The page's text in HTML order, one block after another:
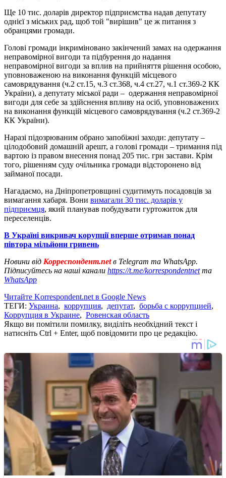
Ще 10 тис. доларів директор підприємства надав депутату
однієї з міських рад, щоб той "вирішив" це ж питання з
обранцями громади.
Голові громади інкриміновано закінчений замах на одержання
неправомірної вигоди та підбурення до надання
неправомірної вигоди за вплив на прийняття рішення особою,
уповноваженою на виконання функцій місцевого
самоврядування (ч.2 ст.15, ч.3 ст.368, ч.4 ст.27, ч.1 cт.369-2 КК
України), а депутату міської ради – одержання неправомірної
вигоди для себе за здійснення впливу на осіб, уповноважених
на виконання функцій місцевого самоврядування (ч.2 ст.369-2
КК України).
Наразі підозрюваним обрано запобіжні заходи: депутату –
цілодобовий домашній арешт, а голові громади – тримання під
вартою із правом внесення понад 205 тис. грн застави. Крім
того, рішенням суду очільника громади відсторонено від
займаної посади.
Нагадаємо, на Дніпропетровщині судитимуть посадовців за
вимагання хабаря. Вони вимагали 30 тис. доларів у
підприємця, який планував побудувати гуртожиток для
переселенців.
В Україні викривач корупції вперше отримав понад
півтора мільйони гривень
Новини від Корреспондент.netв Telegram та WhatsApp.
Підписуйтесь на наші канали https://t.me/korrespondentnetта
WhatsApp
Читайте Korrespondent.net в Google News
ТЕГИ: Украина, коррупция, депутат, борьба с коррупцией,
Коррупция в Украине, Ровенская область
Якщо ви помітили помилку, виділіть необхідний текст і
натисніть Ctrl + Enter, щоб повідомити про це редакцію.